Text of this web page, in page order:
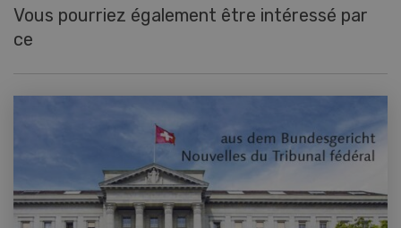
Vous pourriez également être intéressé par
ce